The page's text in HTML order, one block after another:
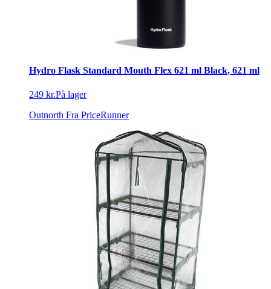
Hydro Flask Standard Mouth Flex 621 ml Black, 621 ml
249 kr.På lager
Outnorth Fra PriceRunner